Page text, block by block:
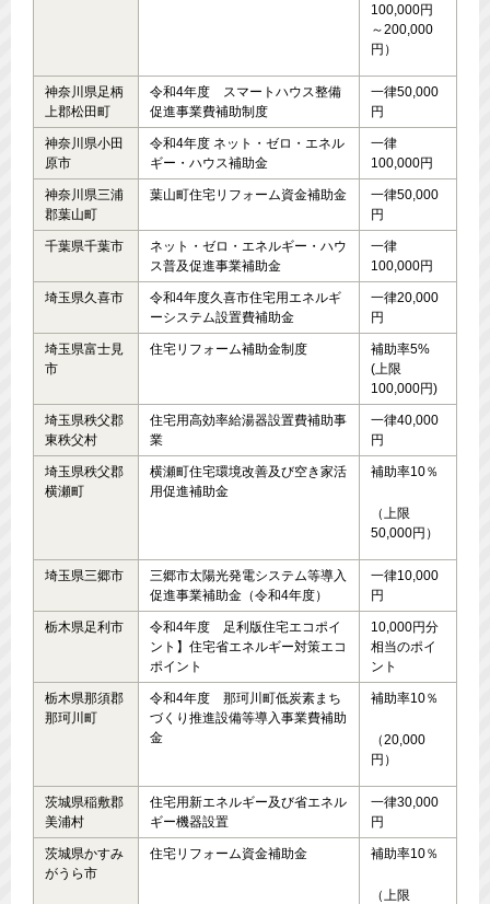
100,000円
～200,000
円）
神奈川県足柄
上郡松田町
令和4年度 スマートハウス整備
促進事業費補助制度
一律50,000
円
神奈川県小田
原市
令和4年度 ネット・ゼロ・エネル
ギー・ハウス補助金
一律
100,000円
神奈川県三浦
郡葉山町
葉山町住宅リフォーム資金補助金
一律50,000
円
千葉県千葉市
ネット・ゼロ・エネルギー・ハウ
ス普及促進事業補助金
一律
100,000円
埼玉県久喜市
令和4年度久喜市住宅用エネルギ
ーシステム設置費補助金
一律20,000
円
埼玉県富士見
市
住宅リフォーム補助金制度
補助率5%
(上限
100,000円)
埼玉県秩父郡
東秩父村
住宅用高効率給湯器設置費補助事
業
一律40,000
円
埼玉県秩父郡
横瀬町
横瀬町住宅環境改善及び空き家活
用促進補助金
補助率10％
（上限
50,000円）
埼玉県三郷市
三郷市太陽光発電システム等導入
促進事業補助金（令和4年度）
一律10,000
円
栃木県足利市
令和4年度 足利版住宅エコポイ
ント】住宅省エネルギー対策エコ
ポイント
10,000円分
相当のポイ
ント
栃木県那須郡
那珂川町
令和4年度 那珂川町低炭素まち
づくり推進設備等導入事業費補助
金
補助率10％
（20,000
円）
茨城県稲敷郡
美浦村
住宅用新エネルギー及び省エネル
ギー機器設置
一律30,000
円
茨城県かすみ
がうら市
住宅リフォーム資金補助金 補助率10％
（上限